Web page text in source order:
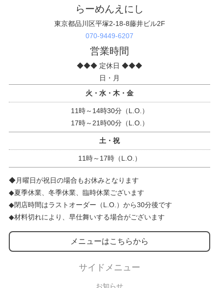
らーめんえにし
東京都品川区平塚2-18-8藤井ビル2F
070-9449-6207
営業時間
◆◆◆ 定休日 ◆◆◆
日・月
火・水・木・金
11時～14時30分（L.O.）
17時～21時00分（L.O.）
土・祝
11時～17時（L.O.）
◆月曜日が祝日の場合もお休みとなります
◆夏季休業、冬季休業、臨時休業ございます
◆閉店時間はラストオーダー（L.O.）から30分後です
◆材料切れにより、早仕舞いする場合がございます
メニューはこちらから
サイドメニュー
お知らせ